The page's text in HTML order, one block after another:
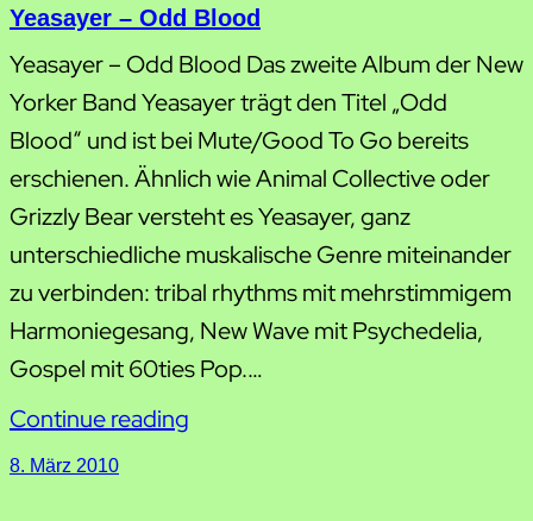
Yeasayer – Odd Blood
Yeasayer – Odd Blood Das zweite Album der New
Yorker Band Yeasayer trägt den Titel „Odd
Blood“ und ist bei Mute/Good To Go bereits
erschienen. Ähnlich wie Animal Collective oder
Grizzly Bear versteht es Yeasayer, ganz
unterschiedliche muskalische Genre miteinander
zu verbinden: tribal rhythms mit mehrstimmigem
Harmoniegesang, New Wave mit Psychedelia,
Gospel mit 60ties Pop.…
Continue reading
8. März 2010